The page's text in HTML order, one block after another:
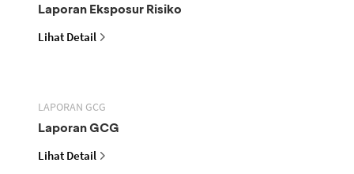
Laporan Eksposur Risiko
Lihat Detail
LAPORAN GCG
Laporan GCG
Lihat Detail